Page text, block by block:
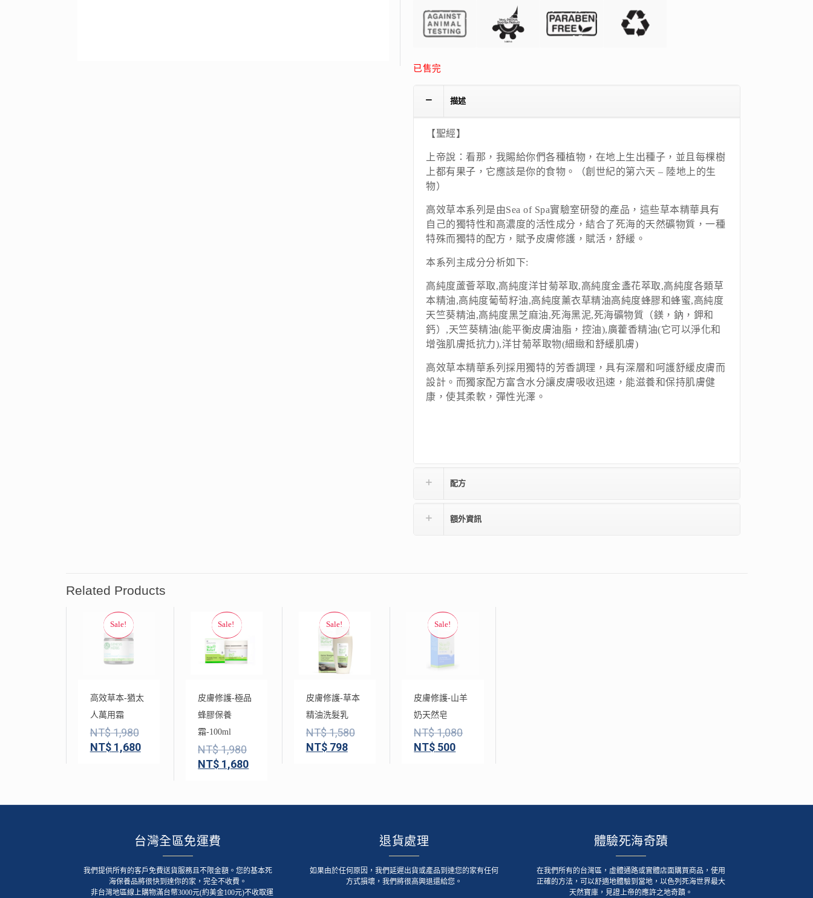
已售完
描述
【聖經】
上帝說：看那，我賜給你們各種植物，在地上生出種子，並且每棵樹
上都有果子，它應該是你的食物。（創世紀的第六天 – 陸地上的生
物）
高效草本系列是由Sea of​​ Spa實驗室研發的產品，這些草本精華具有
自己的獨特性和高濃度的活性成分，結合了死海的天然礦物質，一種
特殊而獨特的配方，賦予皮膚修護，賦活，舒緩。
本系列主成分分析如下:
高純度蘆薈萃取,高純度洋甘菊萃取,高純度金盞花萃取,高純度各類草
本精油,高純度葡萄籽油,高純度薰衣草精油高純度蜂膠和蜂蜜,高純度
天竺葵精油,高純度黑芝麻油,死海黑泥,死海礦物質（鎂，鈉，鉀和
鈣）,天竺葵精油(能平衡皮膚油脂，控油),廣藿香精油(它可以淨化和
增強肌膚抵抗力),洋甘菊萃取物(細緻和舒緩肌膚)
高效草本精華系列採用獨特的芳香調理，具有深層和呵護舒緩皮膚而
設計。而獨家配方富含水分讓皮膚吸收迅速，能滋養和保持肌膚健
康，使其柔軟，彈性光澤。
配方
額外資訊
Related Products
高效草本-猶太
人萬用霜
NT$1,980
NT$1,680
皮膚修護-極品
蜂膠保養
霜-100ml
NT$1,980
NT$ 1,680
皮膚修護-草本
精油洗髮乳
NT$1,580
NT$798
皮膚修護-山羊
奶天然皂
NT$1,080
NT$ 500
台灣全區免運費
我們提供所有的客戶免費送貨服務且不限金額。您的基本死
海保養品將很快到達你的家，完全不收費。
非台灣地區線上購物滿台幣3000元(約美金100元)不收取運
退貨處理
如果由於任何原因，我們延遲出貨或產品到達您的家有任何
方式損壞，我們將很高興退還給您。
體驗死海奇蹟
在我們所有的台灣區，虛體通路或實體店面購買商品，使用
正確的方法，可以舒適地體驗到當地，以色列死海世界最大
天然寶庫，見證上帝的應許之地奇蹟。